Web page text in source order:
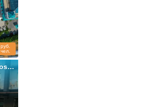
руб.
чел.
Grand Nar (ex. Himeros Club Hotel; Grand Beauty)